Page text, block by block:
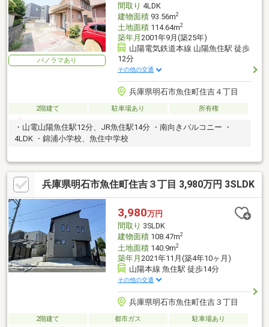
パノラマあり
間取り 4LDK
建物面積93.56m2
土地面積114.64m2
築年月 2001年9月(築25年)
山陽電気鉄道本線 山陽魚住駅 徒歩
12分
その他の交通
兵庫県明石市魚住町住吉４丁目
2階建て 駐車場あり 所有権
・山電山陽魚住駅12分、JR魚住駅14分 ・南向きバルコニー ・
4LDK ・錦浦小学校、魚住中学校
兵庫県明石市魚住町住吉３丁目 3,980万円 3SLDK
3,980万円
間取り 3SLDK
建物面積108.47m2
土地面積140.9m2
築年月 2021年11月(築4年10ヶ月)
山陽本線 魚住駅 徒歩14分
その他の交通
兵庫県明石市魚住町住吉３丁目
2階建て 都市ガス
駐車場あり